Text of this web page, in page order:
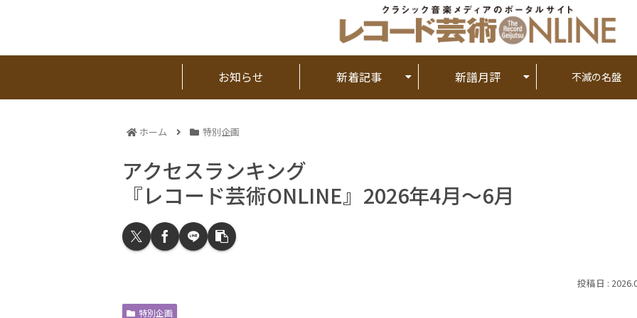
お知らせ 新着記事 新譜月評 不滅の名盤
ホーム 特別企画
アクセスランキング
『レコード芸術ONLINE』2026年4月～6月
特別企画